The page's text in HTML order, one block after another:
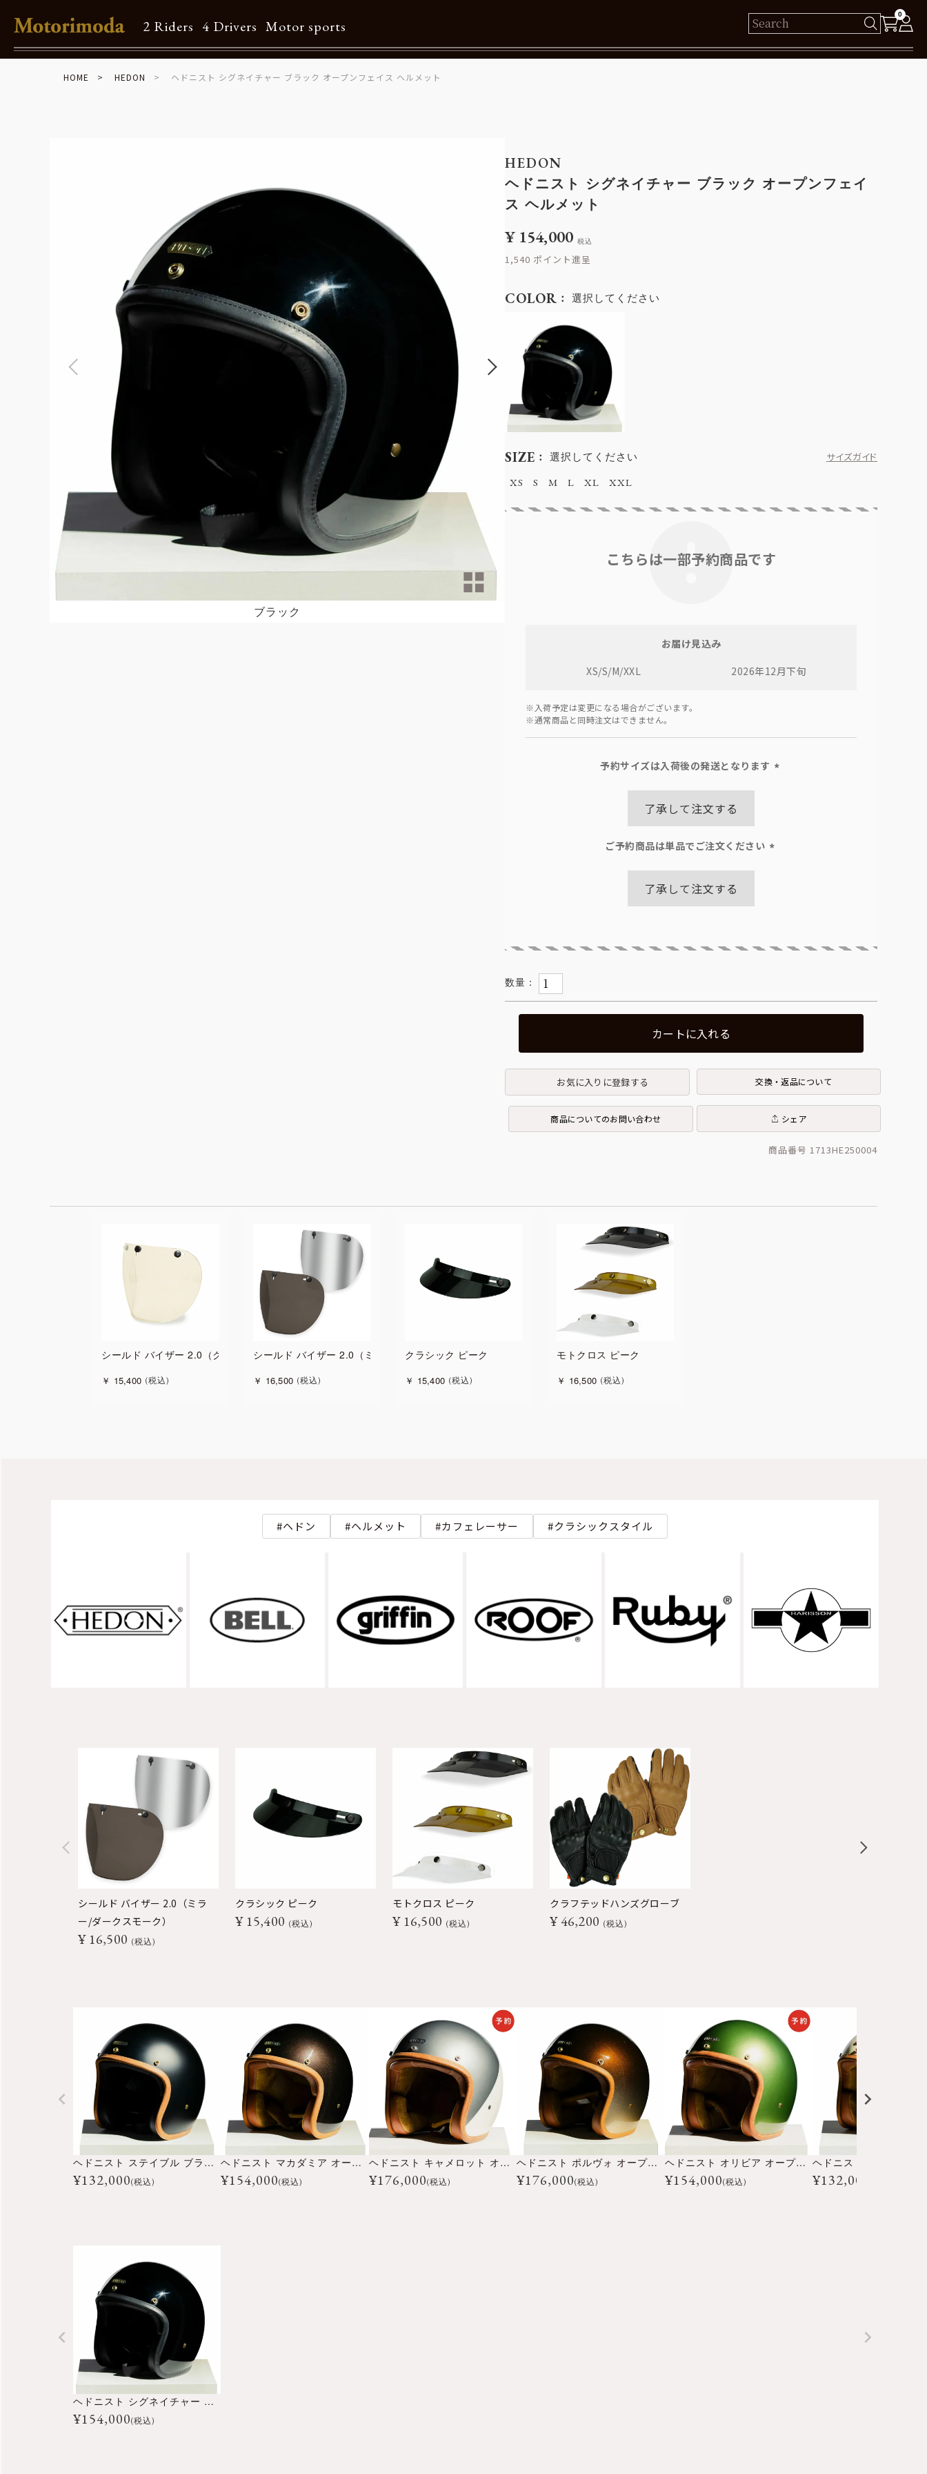
2 Riders 4 Drivers Motor sports
0
Shop Info
メルマガ購読
カタログダウンロード
リクルート
HOME HEDON ヘドニスト シグネイチャー ブラック オープンフェイス ヘルメット
ブラック
HEDON
ヘドニスト シグネイチャー ブラック オープンフェイ
ス ヘルメット
¥ 154,000 税込
1,540
SIZE 選択してください
サイズガイド
XS
S M L XL XXL
COLOR 選択してください
こちらは一部予約商品です
お届け見込み
XS/S/M/XXL
2026年12月下旬
※入荷予定は変更になる場合がございます。
※通常商品と同時注文はできません。
予約サイズは入荷後の発送となります
了承して注文する
ご予約商品は単品でご注文ください
了承して注文する
カートに入れる
お気に入りに登録する 交換・返品について
商品についてのお問い合わせ シェア
商品番号 1713HE250004
シールド バイザー 2.0（クリア）
￥ 15,400 税込
シールド バイザー 2.0（ミラー/ダークスモーク）
￥ 16,500 税込
クラシック ピーク
￥ 15,400 税込
モトクロス ピーク
￥ 16,500 税込
ヘドン ヘルメット カフェレーサー クラシックスタイル
シールド バイザー 2.0（ミラ
ー/ダークスモーク）
¥ 16,500 税込
クラシック ピーク
¥ 15,400 税込
モトクロス ピーク
¥ 16,500 税込
クラフテッドハンズグローブ
¥ 46,200 税込
ヘドニスト ステイブル ブラック オープンフェイス ヘルメット
¥132,000(税込)
ヘドニスト マカダミア オープンフェイス ヘルメット
¥154,000(税込)
ヘドニスト キャメロット オープンフェイス ヘルメット
¥176,000(税込)
ヘドニスト ポルヴォ オープンフェイス ヘルメット
¥176,000(税込)
ヘドニスト オリビア オープンフェイス ヘルメット
¥154,000(税込) ¥132,000
ヘドニスト シグネイチャー ブラック オープンフェイス ヘルメット
¥154,000(税込)